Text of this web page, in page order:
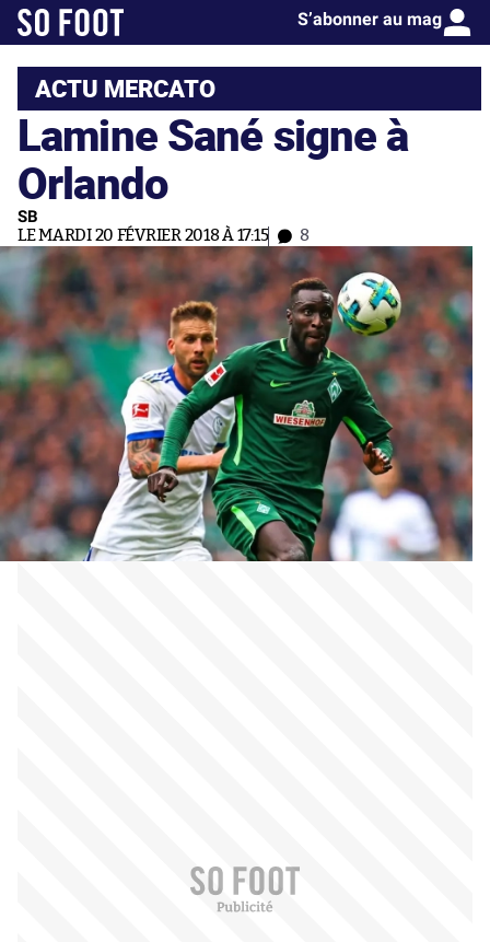
S’abonner au mag
ACTU MERCATO
Lamine Sané signe à
Orlando
SB
LE MARDI 20 FÉVRIER 2018 À 17:15 8